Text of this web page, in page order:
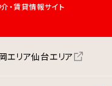
・賃貸情報サイト
エリア仙台エリア